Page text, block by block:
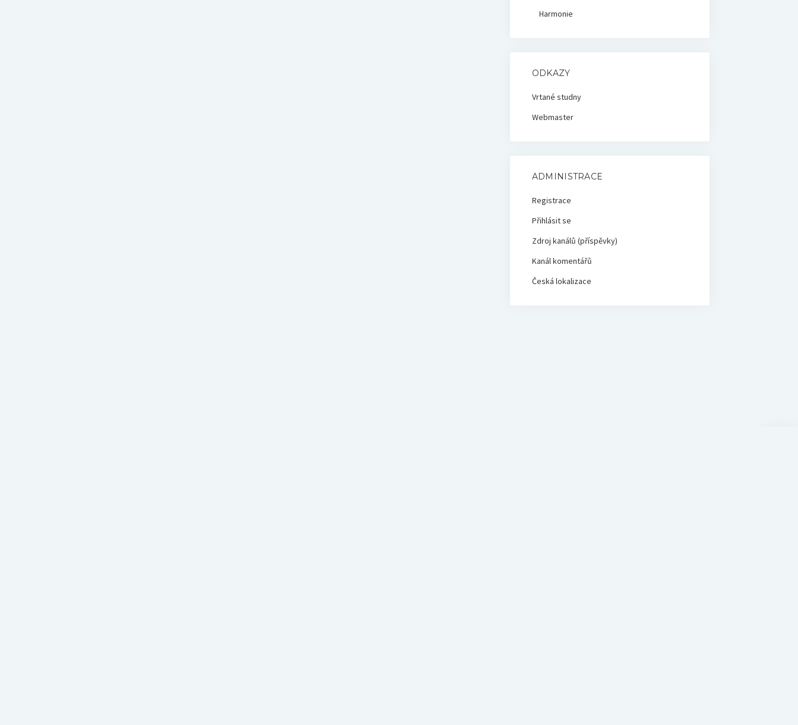
Harmonie
ODKAZY
Vrtané studny
Webmaster
ADMINISTRACE
Registrace
Přihlásit se
Zdroj kanálů (příspěvky)
Kanál komentářů
Česká lokalizace